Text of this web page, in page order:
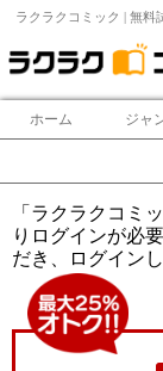
ラクラクコミック | 無料
ホーム ジャ
「ラクラクコミ
りログインが必
だき、ログイン